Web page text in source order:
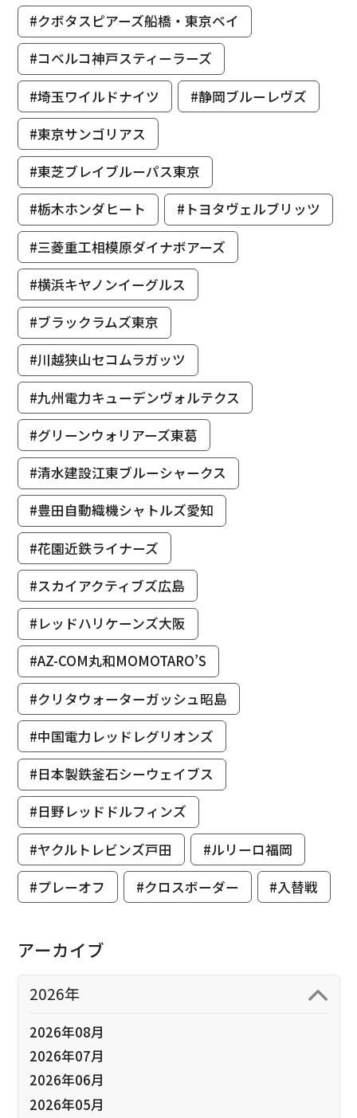
#クボタスピアーズ船橋・東京ベイ
#コベルコ神戸スティーラーズ
#埼玉ワイルドナイツ
#静岡ブルーレヴズ
#東京サンゴリアス
#東芝ブレイブルーパス東京
#栃木ホンダヒート
#トヨタヴェルブリッツ
#三菱重工相模原ダイナボアーズ
#横浜キヤノンイーグルス
#ブラックラムズ東京
#川越狭山セコムラガッツ
#九州電力キューデンヴォルテクス
#グリーンウォリアーズ東葛
#清水建設江東ブルーシャークス
#豊田自動織機シャトルズ愛知
#花園近鉄ライナーズ
#スカイアクティブズ広島
#レッドハリケーンズ大阪
#AZ-COM丸和MOMOTARO’S
#クリタウォーターガッシュ昭島
#中国電力レッドレグリオンズ
#日本製鉄釜石シーウェイブス
#日野レッドドルフィンズ
#ヤクルトレビンズ戸田
#ルリーロ福岡
#プレーオフ
#クロスボーダー #入替戦
アーカイブ
2026年
2026年08月
2026年07月
2026年06月
2026年05月